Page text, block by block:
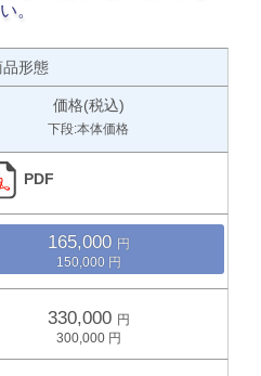
。
品形態
価格(税込)
下段:本体価格
PDF
165,000
150,000
330,000
300,000